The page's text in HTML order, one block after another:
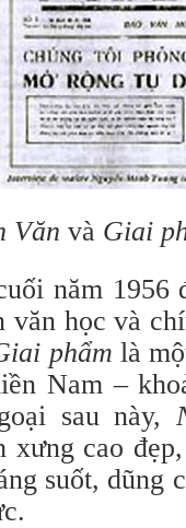
Văn và Giai
năm 1956
văn học và
phẩm là
Nam –
sau này,
xưng cao
suốt, dũng